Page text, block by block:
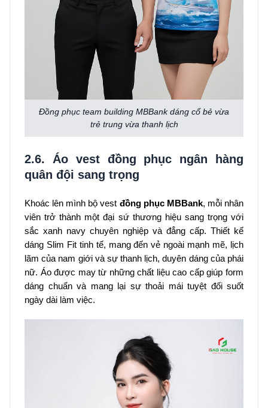
Đồng phục team building MBBank dáng cổ bẻ vừa
trẻ trung vừa thanh lịch
2.6. Áo vest đồng phục ngân hàng
quân đội sang trọng
Khoác lên mình bộ vest đồng phục MBBank, mỗi nhân
viên trở thành một đại sứ thương hiệu sang trọng với
sắc xanh navy chuyên nghiệp và đẳng cấp. Thiết kế
dáng Slim Fit tinh tế, mang đến vẻ ngoài mạnh mẽ, lịch
lãm của nam giới và sự thanh lịch, duyên dáng của phái
nữ. Áo được may từ những chất liệu cao cấp giúp form
dáng chuẩn và mang lại sự thoải mái tuyệt đối suốt
ngày dài làm việc.